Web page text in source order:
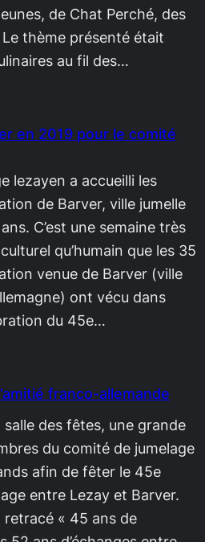
jeunes, de Chat Perché, des
thème présenté était
au fil des…
en 2019 pour le comité
lezayen a accueilli les
de Barver, ville jumelle
C’est une semaine très
qu’humain que les 35
venue de Barver (ville
ont vécu dans
du 45e…
franco-allemande
des fêtes, une grande
du comité de jumelage
afin de fêter le 45e
entre Lezay et Barver.
retracé « 45 ans de